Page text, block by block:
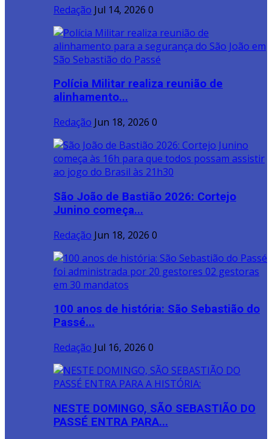
Redação Jul 14, 2026 0
Polícia Militar realiza reunião de
alinhamento...
Redação Jun 18, 2026 0
São João de Bastião 2026: Cortejo
Junino começa...
Redação Jun 18, 2026 0
100 anos de história: São Sebastião do
Passé...
Redação Jul 16, 2026 0
NESTE DOMINGO, SÃO SEBASTIÃO DO
PASSÉ ENTRA PARA...